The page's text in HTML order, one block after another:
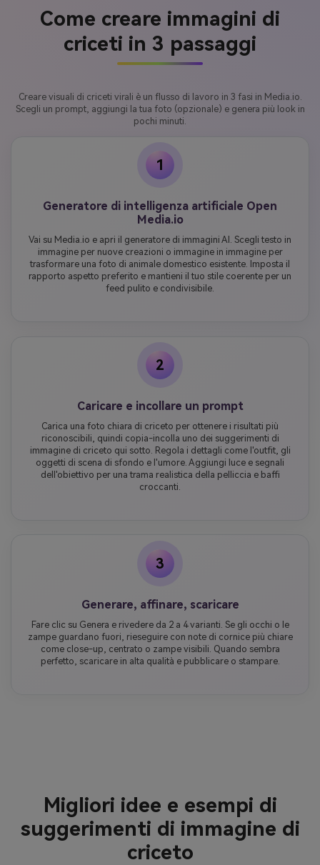
Come creare immagini di
criceti in 3 passaggi
Creare visuali di criceti virali è un flusso di lavoro in 3 fasi in Media.io.
Scegli un prompt, aggiungi la tua foto (opzionale) e genera più look in
pochi minuti.
1
Generatore di intelligenza artificiale Open
Media.io
Vai su Media.io e apri il generatore di immagini AI. Scegli testo in
immagine per nuove creazioni o immagine in immagine per
trasformare una foto di animale domestico esistente. Imposta il
rapporto aspetto preferito e mantieni il tuo stile coerente per un
feed pulito e condivisibile.
2
Caricare e incollare un prompt
Carica una foto chiara di criceto per ottenere i risultati più
riconoscibili, quindi copia-incolla uno dei suggerimenti di
immagine di criceto qui sotto. Regola i dettagli come l'outfit, gli
oggetti di scena di sfondo e l'umore. Aggiungi luce e segnali
dell'obiettivo per una trama realistica della pelliccia e baffi
croccanti.
3
Generare, affinare, scaricare
Fare clic su Genera e rivedere da 2 a 4 varianti. Se gli occhi o le
zampe guardano fuori, rieseguire con note di cornice più chiare
come close-up, centrato o zampe visibili. Quando sembra
perfetto, scaricare in alta qualità e pubblicare o stampare.
Migliori idee e esempi di
suggerimenti di immagine di
criceto